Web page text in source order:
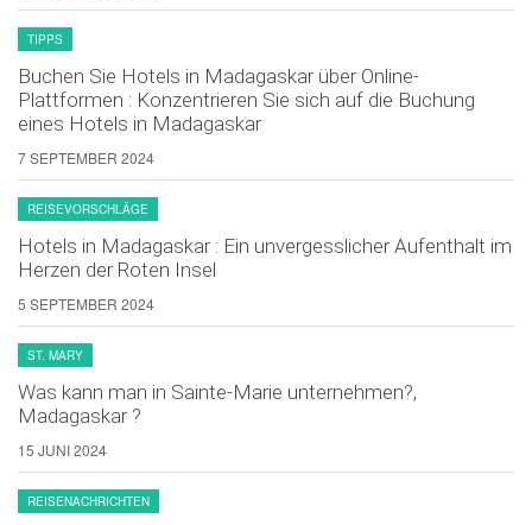
TIPPS
Buchen Sie Hotels in Madagaskar über Online-
Plattformen : Konzentrieren Sie sich auf die Buchung
eines Hotels in Madagaskar
7 SEPTEMBER 2024
REISEVORSCHLÄGE
Hotels in Madagaskar : Ein unvergesslicher Aufenthalt im
Herzen der Roten Insel
5 SEPTEMBER 2024
ST. MARY
Was kann man in Sainte-Marie unternehmen?,
Madagaskar ?
15 JUNI 2024
REISENACHRICHTEN